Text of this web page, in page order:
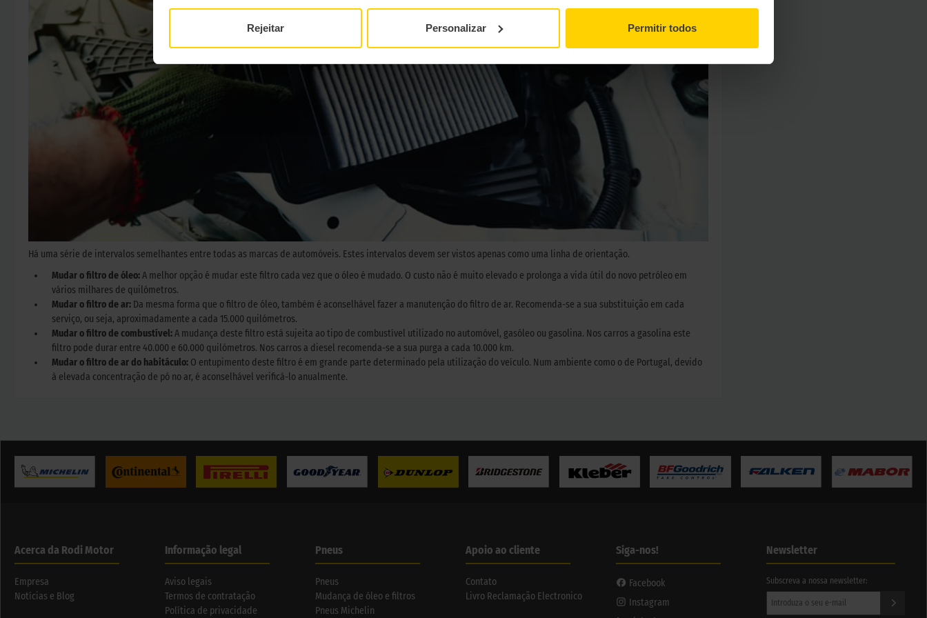
Rejeitar Personalizar Permitir todos
Há uma série de intervalos semelhantes entre todas as marcas de automóveis. Estes intervalos devem ser vistos apenas como uma linha de orientação.
Mudar o filtro de óleo:A melhor opção é mudar este filtro cada vez que o óleo é mudado. O custo não é muito elevado e prolonga a vida útil do novo petróleo em
vários milhares de quilómetros.
Mudar o filtro de ar: Da mesma forma que o filtro de óleo, também é aconselhável fazer a manutenção do filtro de ar. Recomenda-se a sua substituição em cada
serviço, ou seja, aproximadamente a cada 15.000 quilómetros.
Mudar o filtro de combustível:A mudança deste filtro está sujeita ao tipo de combustível utilizado no automóvel, gasóleo ou gasolina. Nos carros a gasolina este
filtro pode durar entre 40.000 e 60.000 quilómetros. Nos carros a diesel recomenda-se a sua purga a cada 10.000 km.
Mudar o filtro de ar do habitáculo: O entupimento deste filtro é em grande parte determinado pela utilização do veículo. Num ambiente como o de Portugal, devido
à elevada concentração de pó no ar, é aconselhável verificá-lo anualmente.
Acerca da Rodi Motor
Empresa
Notícias e Blog
Informação legal
Aviso legais
Termos de contratação
Política de privacidade
Pneus
Pneus
Mudança de óleo e filtros
Pneus Michelin
Apoio ao cliente
Contato
Livro Reclamação Electronico
Siga-nos!
Facebook
Instagram
Newsletter
Subscreva a nossa newsletter: